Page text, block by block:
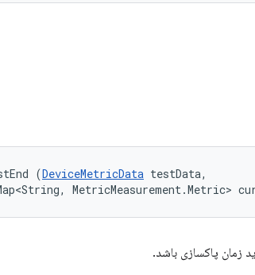
(DeviceMetricData testData,
MetricMeasurement.Metric>
زمان پاکسازی باشد.